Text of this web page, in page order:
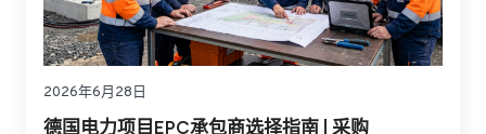
2026年6月28日
德国电力项目EPC承包商选择指南 | 采购